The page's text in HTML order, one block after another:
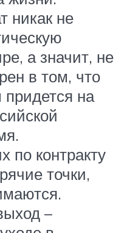
никак не
а значит, не
в том, что
придется на
по контракту
точки,
–